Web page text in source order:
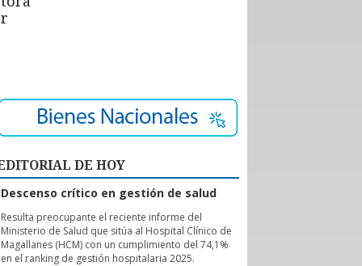
DE HOY
Descenso crítico en gestión de salud
Resulta preocupante el reciente informe del
Ministerio de Salud que sitúa al Hospital Clínico de
Magallanes (HCM) con un cumplimiento del 74,1%
en el ranking de gestión hospitalaria 2025.